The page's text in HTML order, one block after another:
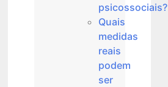
psicossociais?
Quais
medidas
reais
podem
ser